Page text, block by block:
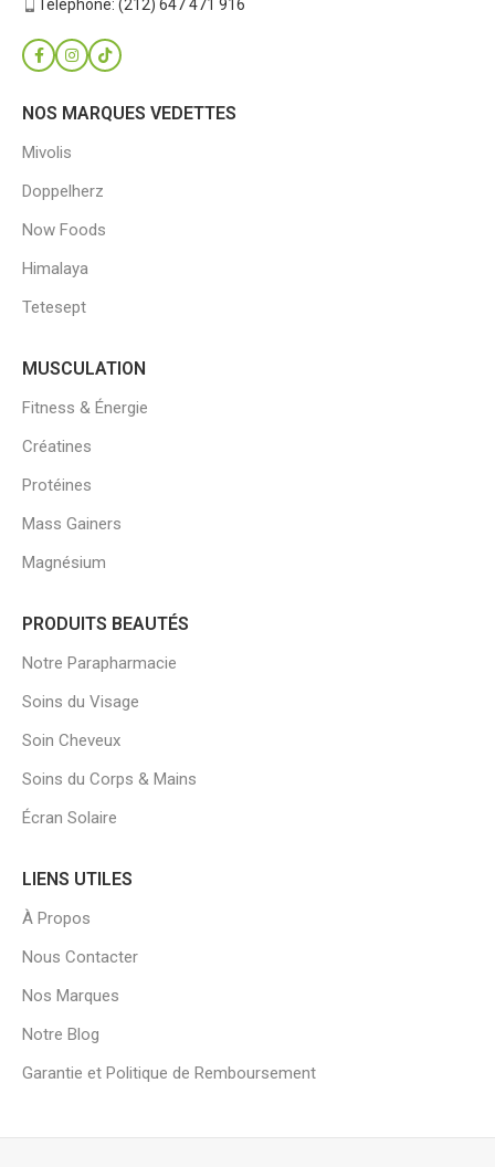
Téléphone: (212) 647 471 916
NOS MARQUES VEDETTES
Mivolis
Doppelherz
Now Foods
Himalaya
Tetesept
MUSCULATION
Fitness & Énergie
Créatines
Protéines
Mass Gainers
Magnésium
PRODUITS BEAUTÉS
Notre Parapharmacie
Soins du Visage
Soin Cheveux
Soins du Corps & Mains
Écran Solaire
LIENS UTILES
À Propos
Nous Contacter
Nos Marques
Notre Blog
Garantie et Politique de Remboursement